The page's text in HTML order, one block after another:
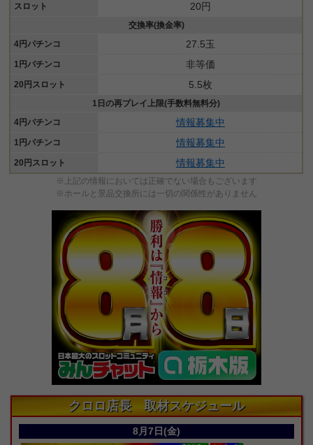
スロット 20円
交換率(換金率)
4円パチンコ
27.5玉
1円パチンコ 非等価
20円スロット 5.5枚
1日の再プレイ上限(手数料無料分)
4円パチンコ
情報募集中
1円パチンコ 情報募集中
20円スロット 情報募集中
※上記の情報においては正確でない場合もございます
※ホールと景品交換所には一切の関係性がありません
クロロ店長 取材スケジュール
8月7日(金)